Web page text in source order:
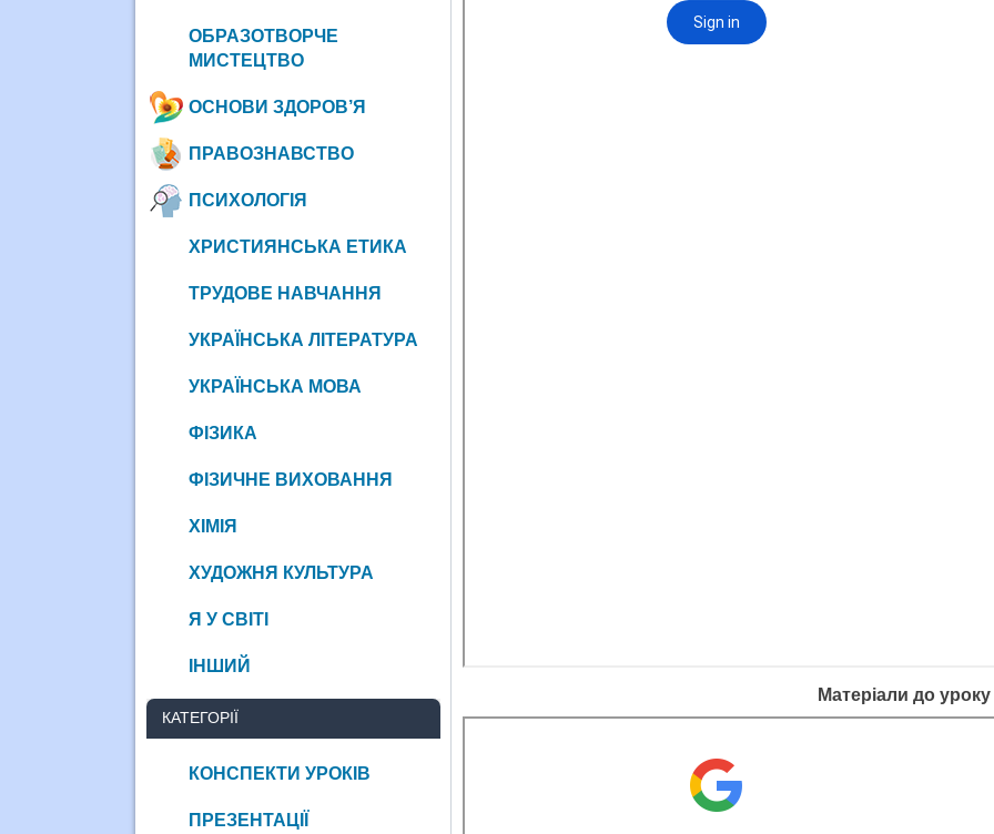
Матеріали до уроку
ОБРАЗОТВОРЧЕ
МИСТЕЦТВО
ОСНОВИ ЗДОРОВ’Я
ПРАВОЗНАВСТВО
ПСИХОЛОГІЯ
ХРИСТИЯНСЬКА ЕТИКА
ТРУДОВЕ НАВЧАННЯ
УКРАЇНСЬКА ЛІТЕРАТУРА
УКРАЇНСЬКА МОВА
ФІЗИКА
ФІЗИЧНЕ ВИХОВАННЯ
ХІМІЯ
ХУДОЖНЯ КУЛЬТУРА
Я У СВІТІ
ІНШИЙ
КАТЕГОРІЇ
КОНСПЕКТИ УРОКІВ
ПРЕЗЕНТАЦІЇ